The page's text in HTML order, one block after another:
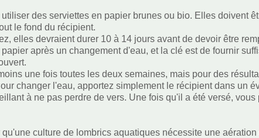
des serviettes en papier brunes ou bio. Elles doivent
le fond du récipient.
elles devraient durer 10 à 14 jours avant de devoir être
après un changement d'eau, et la clé est de fournir
une fois toutes les deux semaines, mais pour des
changer l'eau, apportez simplement le récipient dans un
à ne pas perdre de vers. Une fois qu'il a été versé,
qu'une culture de lombrics aquatiques nécessite une